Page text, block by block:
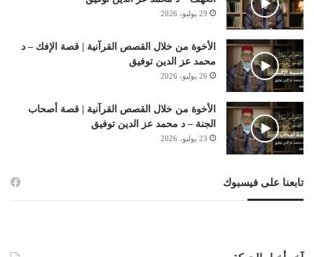
29 يوليو، 2026
الأخوة من خلال القصص القرآنية | قصة الإفك – د
محمد عز الدين توفيق
26 يوليو، 2026
الأخوة من خلال القصص القرآنية | قصة أصحاب
الجنة – د محمد عز الدين توفيق
23 يوليو، 2026
تابعنا على فيسبوك